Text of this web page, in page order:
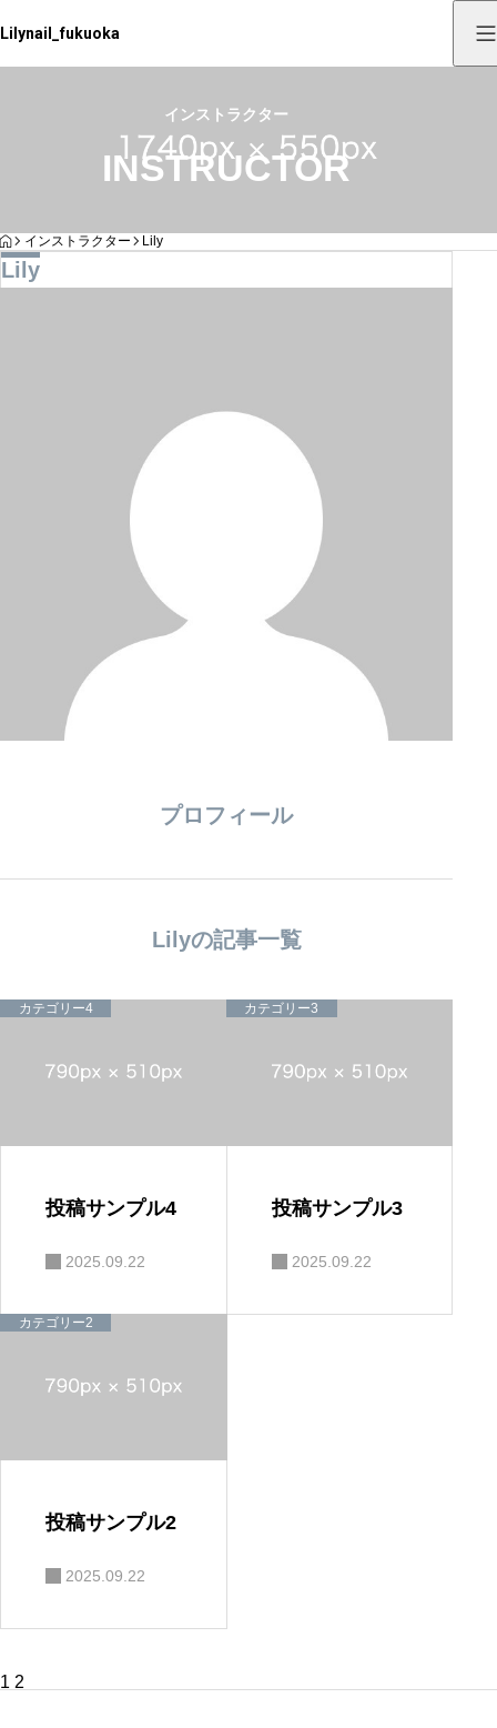
Lilynail_fukuoka
インストラクター
INSTRUCTOR
HOME
インストラクター Lily
Lily
プロフィール
Lilyの記事一覧
カテゴリー4
投稿サンプル4
2025.09.22
カテゴリー3
投稿サンプル3
2025.09.22
カテゴリー2
投稿サンプル2
2025.09.22
投
1 2